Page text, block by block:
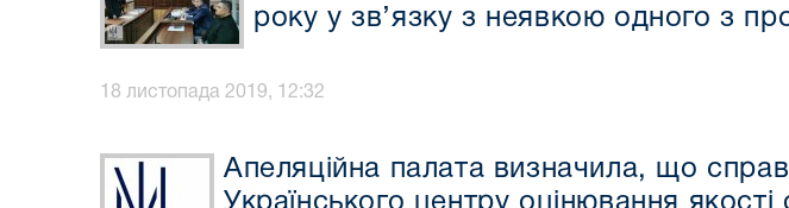
року у зв’язку з неявкою одного з
18 листопада 2019, 12:32
Апеляційна палата визначила, що
Українського центру оцінювання